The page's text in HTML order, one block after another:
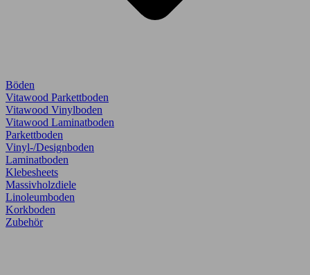
Böden
Vitawood Parkettboden
Vitawood Vinylboden
Vitawood Laminatboden
Parkettboden
Vinyl-/Designboden
Laminatboden
Klebesheets
Massivholzdiele
Linoleumboden
Korkboden
Zubehör